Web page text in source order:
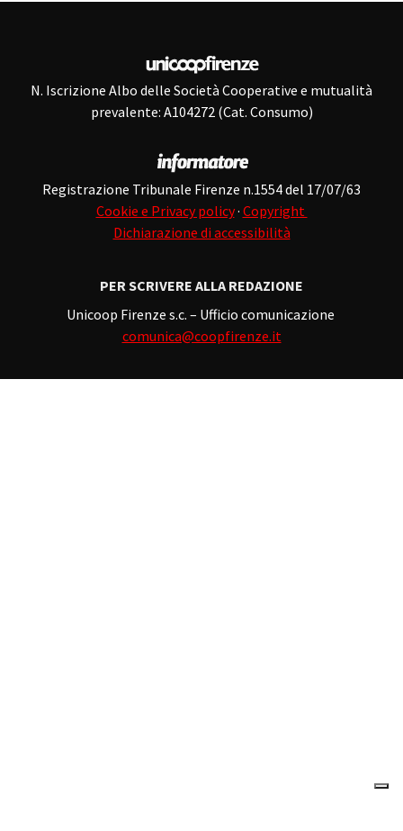
N. Iscrizione Albo delle Società Cooperative e mutualità
prevalente: A104272 (Cat. Consumo)
Registrazione Tribunale Firenze n.1554 del 17/07/63
Cookie e Privacy policy· Copyright
Dichiarazione di accessibilità
PER SCRIVERE ALLA REDAZIONE
Unicoop Firenze s.c. – Ufficio comunicazione
comunica@coopfirenze.it